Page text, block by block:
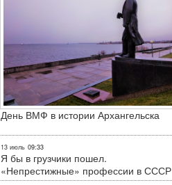
День ВМФ в истории Архангельска
13 июль 09:33
Я бы в грузчики пошел.
«Непрестижные» профессии в СССР